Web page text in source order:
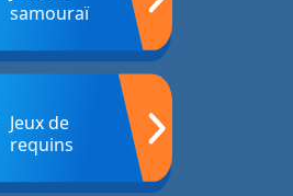
samouraï
Jeux de
requins